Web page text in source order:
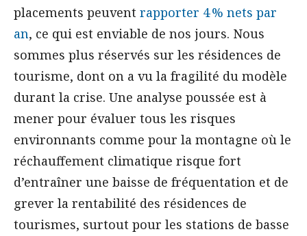
placements peuvent rapporter 4 % nets par
an, ce qui est enviable de nos jours. Nous
sommes plus réservés sur les résidences de
tourisme, dont on a vu la fragilité du modèle
durant la crise. Une analyse poussée est à
mener pour évaluer tous les risques
environnants comme pour la montagne où le
réchauffement climatique risque fort
d’entraîner une baisse de fréquentation et de
grever la rentabilité des résidences de
tourismes, surtout pour les stations de basse